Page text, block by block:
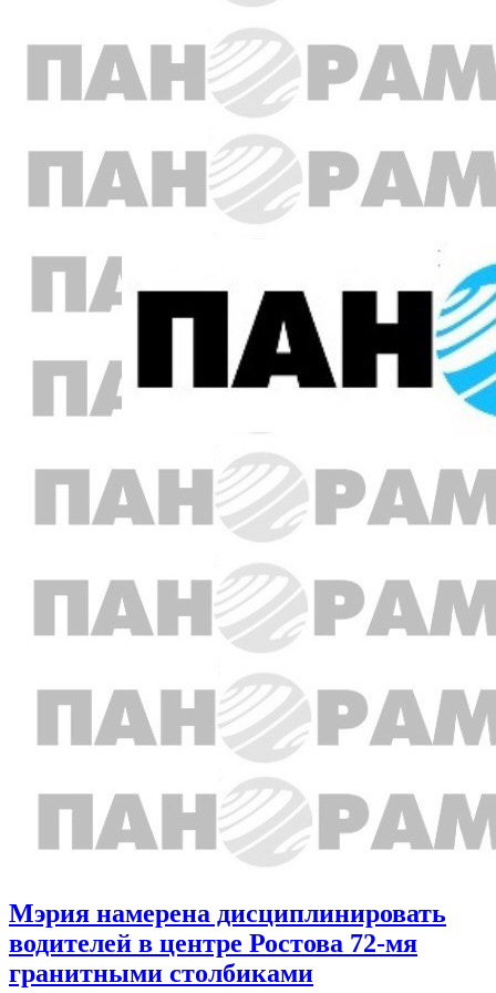
Мэрия намерена дисциплинировать
водителей в центре Ростова 72-мя
гранитными столбиками